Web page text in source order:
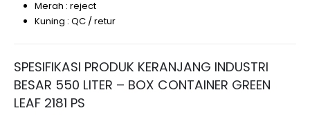
Merah : reject
Kuning : QC / retur
SPESIFIKASI PRODUK KERANJANG INDUSTRI
BESAR 550 LITER – BOX CONTAINER GREEN
LEAF 2181 PS